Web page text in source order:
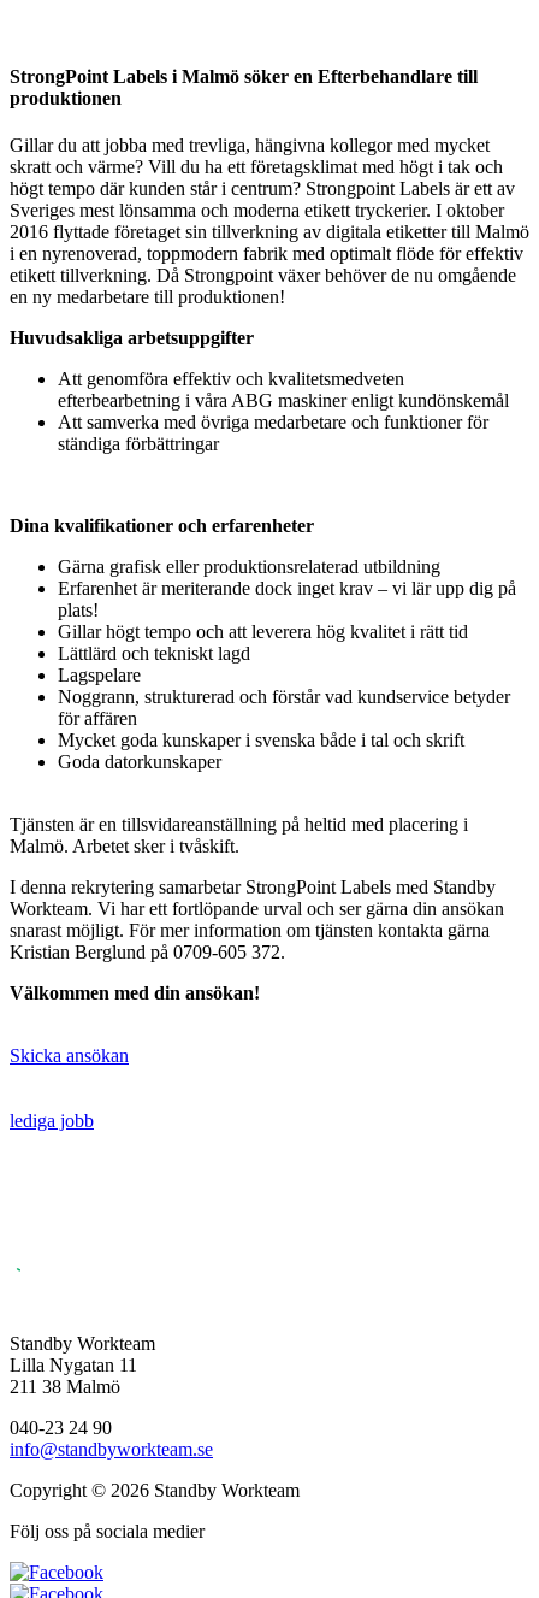
StrongPoint Labels i Malmö söker en Efterbehandlare till
produktionen
Gillar du att jobba med trevliga, hängivna kollegor med mycket
skratt och värme? Vill du ha ett företagsklimat med högt i tak och
högt tempo där kunden står i centrum? Strongpoint Labels är ett av
Sveriges mest lönsamma och moderna etikett tryckerier. I oktober
2016 flyttade företaget sin tillverkning av digitala etiketter till Malmö
i en nyrenoverad, toppmodern fabrik med optimalt flöde för effektiv
etikett tillverkning. Då Strongpoint växer behöver de nu omgående
en ny medarbetare till produktionen!
Huvudsakliga arbetsuppgifter
Att genomföra effektiv och kvalitetsmedveten
efterbearbetning i våra ABG maskiner enligt kundönskemål
Att samverka med övriga medarbetare och funktioner för
ständiga förbättringar
Dina kvalifikationer och erfarenheter
Gärna grafisk eller produktionsrelaterad utbildning
Erfarenhet är meriterande dock inget krav – vi lär upp dig på
plats!
Gillar högt tempo och att leverera hög kvalitet i rätt tid
Lättlärd och tekniskt lagd
Lagspelare
Noggrann, strukturerad och förstår vad kundservice betyder
för affären
Mycket goda kunskaper i svenska både i tal och skrift
Goda datorkunskaper
Tjänsten är en tillsvidareanställning på heltid med placering i
Malmö. Arbetet sker i tvåskift.
I denna rekrytering samarbetar StrongPoint Labels med Standby
Workteam. Vi har ett fortlöpande urval och ser gärna din ansökan
snarast möjligt. För mer information om tjänsten kontakta gärna
Kristian Berglund på 0709-605 372.
Välkommen med din ansökan!
Skicka ansökan
lediga jobb
Standby Workteam
Lilla Nygatan 11
211 38 Malmö
040-23 24 90
info@standbyworkteam.se
Copyright © 2026 Standby Workteam
Följ oss på sociala medier